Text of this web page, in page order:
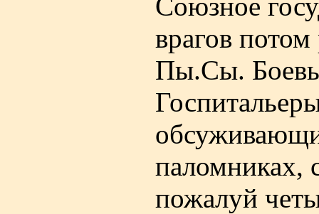
врагов потом
Пы.Сы.
паломниках,
пожалуй